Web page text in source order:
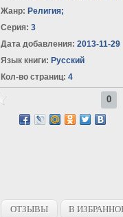
Жанр: Религия;
Серия: 3
Дата добавления: 2013-11-29
Язык книги: Русский
Кол-во страниц: 4
0
ОТЗЫВЫ В